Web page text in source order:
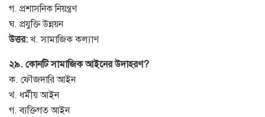
গ. প্রশাসনিক নিয়ন্ত্রণ
ঘ. প্রযুক্তি উন্নয়ন
উত্তর: খ. সামাজিক কল্যাণ
২৯. কোনটি সামাজিক আইনের উদাহরণ?
ক. ফৌজদারি আইন
খ. ধর্মীয় আইন
গ. ব্যক্তিগত আইন